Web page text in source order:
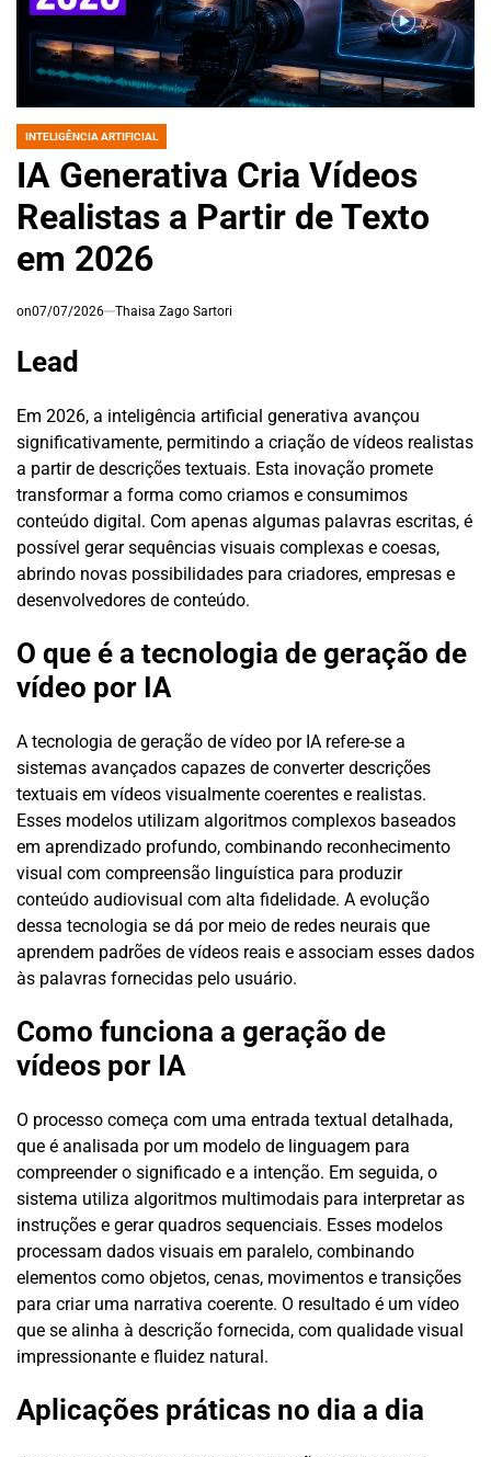
POSTED
IN
INTELIGÊNCIA ARTIFICIAL
IA Generativa Cria Vídeos
Realistas a Partir de Texto
em 2026
on07/07/2026 Thaisa Zago Sartori
Lead
Em 2026, a inteligência artificial generativa avançou
significativamente, permitindo a criação de vídeos realistas
a partir de descrições textuais. Esta inovação promete
transformar a forma como criamos e consumimos
conteúdo digital. Com apenas algumas palavras escritas, é
possível gerar sequências visuais complexas e coesas,
abrindo novas possibilidades para criadores, empresas e
desenvolvedores de conteúdo.
O que é a tecnologia de geração de
vídeo por IA
A tecnologia de geração de vídeo por IA refere-se a
sistemas avançados capazes de converter descrições
textuais em vídeos visualmente coerentes e realistas.
Esses modelos utilizam algoritmos complexos baseados
em aprendizado profundo, combinando reconhecimento
visual com compreensão linguística para produzir
conteúdo audiovisual com alta fidelidade. A evolução
dessa tecnologia se dá por meio de redes neurais que
aprendem padrões de vídeos reais e associam esses dados
às palavras fornecidas pelo usuário.
Como funciona a geração de
vídeos por IA
O processo começa com uma entrada textual detalhada,
que é analisada por um modelo de linguagem para
compreender o significado e a intenção. Em seguida, o
sistema utiliza algoritmos multimodais para interpretar as
instruções e gerar quadros sequenciais. Esses modelos
processam dados visuais em paralelo, combinando
elementos como objetos, cenas, movimentos e transições
para criar uma narrativa coerente. O resultado é um vídeo
que se alinha à descrição fornecida, com qualidade visual
impressionante e fluidez natural.
Aplicações práticas no dia a dia